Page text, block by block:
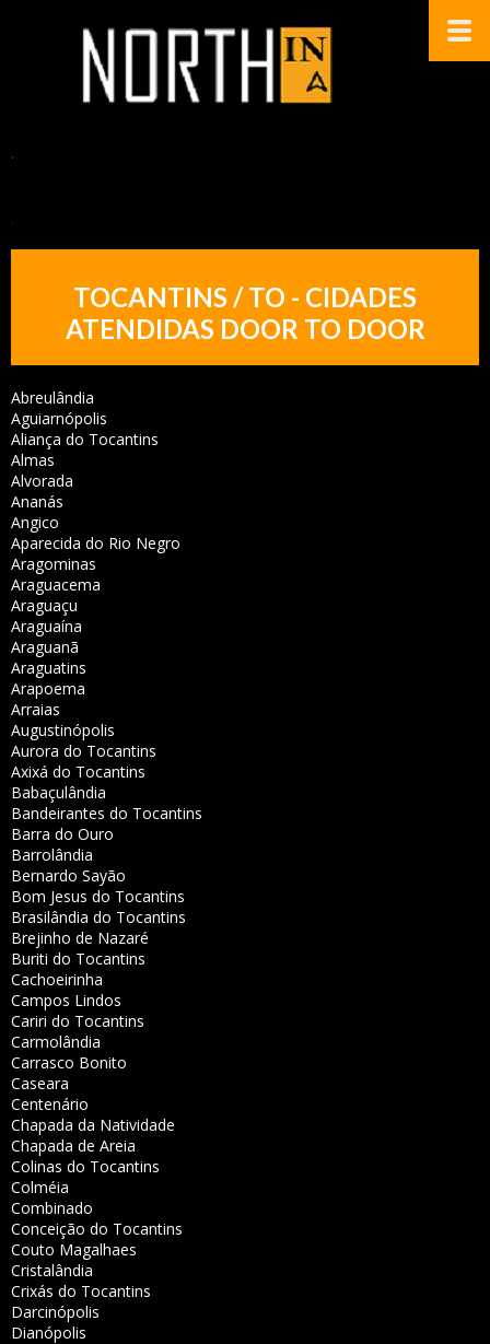
.
TOCANTINS / TO - CIDADES
ATENDIDAS DOOR TO DOOR
Abreulândia
Aguiarnópolis
Aliança do Tocantins
Almas
Alvorada
Ananás
Angico
Aparecida do Rio Negro
Aragominas
Araguacema
Araguaçu
Araguaína
Araguanã
Araguatins
Arapoema
Arraias
Augustinópolis
Aurora do Tocantins
Axixá do Tocantins
Babaçulândia
Bandeirantes do Tocantins
Barra do Ouro
Barrolândia
Bernardo Sayão
Bom Jesus do Tocantins
Brasilândia do Tocantins
Brejinho de Nazaré
Buriti do Tocantins
Cachoeirinha
Campos Lindos
Cariri do Tocantins
Carmolândia
Carrasco Bonito
Caseara
Centenário
Chapada da Natividade
Chapada de Areia
Colinas do Tocantins
Colméia
Combinado
Conceição do Tocantins
Couto Magalhaes
Cristalândia
Crixás do Tocantins
Darcinópolis
Dianópolis